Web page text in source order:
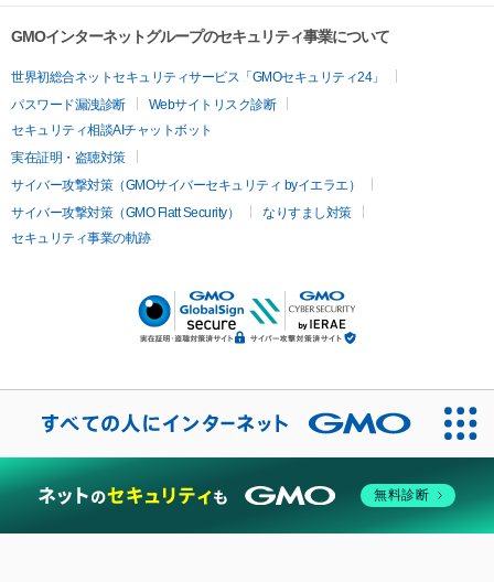
GMOインターネットグループのセキュリティ事業について
世界初総合ネットセキュリティサービス「GMOセキュリティ24」
パスワード漏洩診断
Webサイトリスク診断
セキュリティ相談AIチャットボット
実在証明・盗聴対策
サイバー攻撃対策（GMOサイバーセキュリティ byイエラエ）
サイバー攻撃対策（GMO Flatt Security）
なりすまし対策
セキュリティ事業の軌跡
無料診断